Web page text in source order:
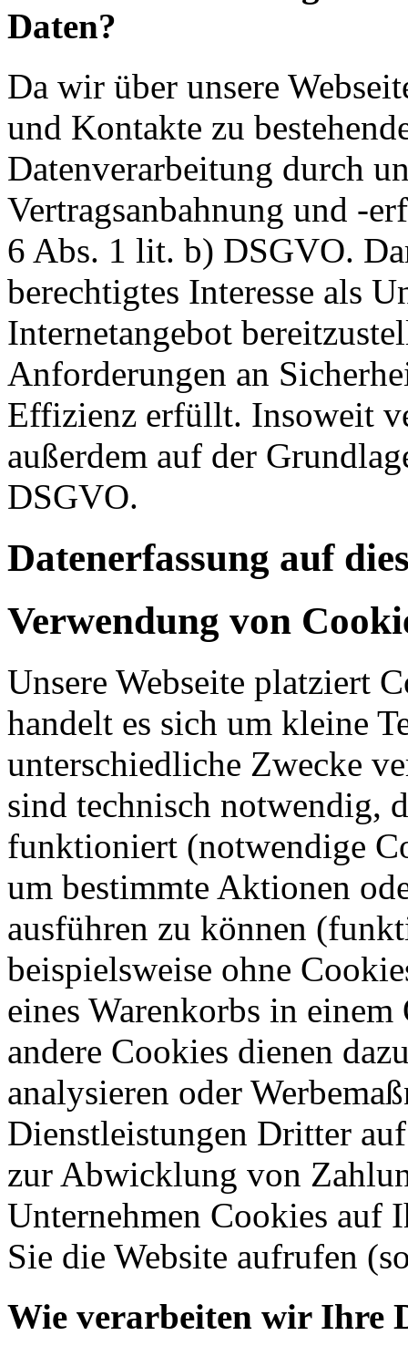
Daten?
Da wir über unsere
und Kontakte zu
Datenverarbeitung durch
Vertragsanbahnung und -
6 Abs. 1 lit. b) DSGVO.
berechtigtes Interesse als
Internetangebot
Anforderungen an
Effizienz erfüllt. Insoweit
außerdem auf der
DSGVO.
Datenerfassung auf
Verwendung von
Unsere Webseite platziert
handelt es sich um kleine
unterschiedliche Zwecke
sind technisch notwendig,
funktioniert (notwendige
um bestimmte Aktionen
ausführen zu können
beispielsweise ohne
eines Warenkorbs in
andere Cookies dienen
analysieren oder
Dienstleistungen Dritter
zur Abwicklung von
Unternehmen Cookies auf
Sie die Website aufrufen
Wie verarbeiten wir Ihre